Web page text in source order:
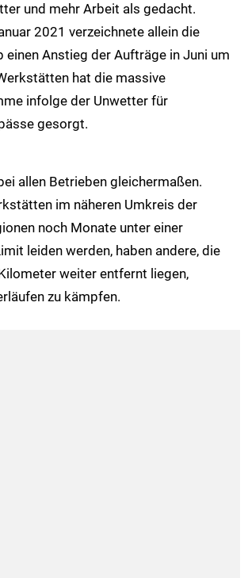
und mehr Arbeit als gedacht.
2021 verzeichnete allein die
einen Anstieg der Aufträge in Juni um
hat die massive
infolge der Unwetter für
gesorgt.
allen Betrieben gleichermaßen.
im näheren Umkreis der
noch Monate unter einer
leiden werden, haben andere, die
weiter entfernt liegen,
zu kämpfen.